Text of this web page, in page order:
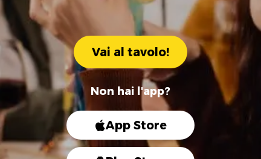
Vai al tavolo!
Non hai l'app?
App Store